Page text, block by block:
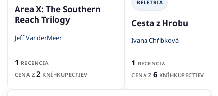
Area X: The Southern
Reach Trilogy
Jeff VanderMeer
1 RECENCIA
CENA Z 2 KNÍHKUPECTIEV
BELETRIA
Cesta z Hrobu
Ivana Chřibková
1 RECENCIA
CENA Z 6 KNÍHKUPECTIEV